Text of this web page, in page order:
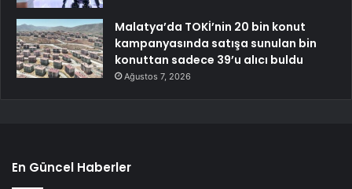
Malatya’da TOKİ’nin 20 bin konut
kampanyasında satışa sunulan bin
konuttan sadece 39’u alıcı buldu
Ağustos 7, 2026
En Güncel Haberler